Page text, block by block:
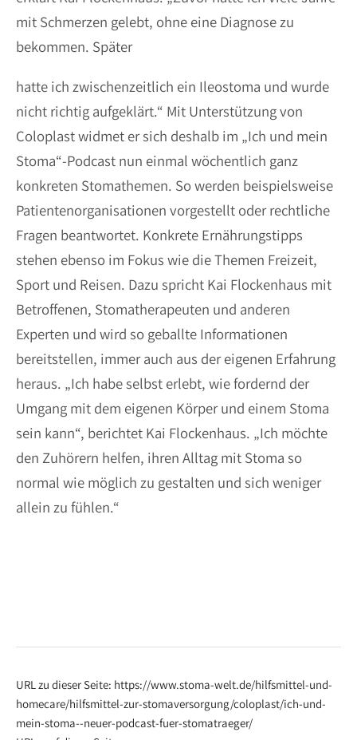
mit Schmerzen gelebt, ohne eine Diagnose zu
bekommen. Später
hatte ich zwischenzeitlich ein Ileostoma und wurde
nicht richtig aufgeklärt.“ Mit Unterstützung von
Coloplast widmet er sich deshalb im „Ich und mein
Stoma“-Podcast nun einmal wöchentlich ganz
konkreten Stomathemen. So werden beispielsweise
Patientenorganisationen vorgestellt oder rechtliche
Fragen beantwortet. Konkrete Ernährungstipps
stehen ebenso im Fokus wie die Themen Freizeit,
Sport und Reisen. Dazu spricht Kai Flockenhaus mit
Betroffenen, Stomatherapeuten und anderen
Experten und wird so geballte Informationen
bereitstellen, immer auch aus der eigenen Erfahrung
heraus. „Ich habe selbst erlebt, wie fordernd der
Umgang mit dem eigenen Körper und einem Stoma
sein kann“, berichtet Kai Flockenhaus. „Ich möchte
den Zuhörern helfen, ihren Alltag mit Stoma so
normal wie möglich zu gestalten und sich weniger
allein zu fühlen.“
URL zu dieser Seite: https://www.stoma-welt.de/hilfsmittel-und-
homecare/hilfsmittel-zur-stomaversorgung/coloplast/ich-und-
mein-stoma--neuer-podcast-fuer-stomatraeger/